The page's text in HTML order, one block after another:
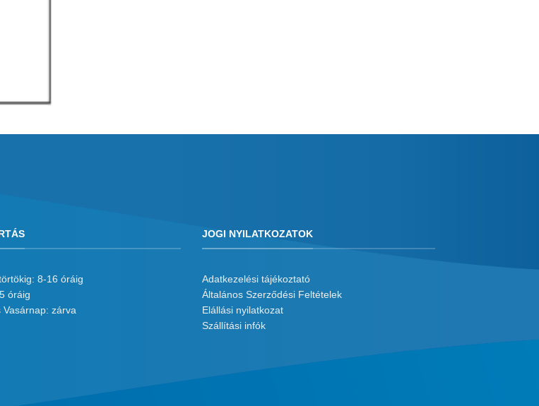
8-16 óráig
óráig
Vasárnap: zárva
JOGI NYILATKOZATOK
Adatkezelési tájékoztató
Általános Szerződési Feltételek
Elállási nyilatkozat
Szállítási infók